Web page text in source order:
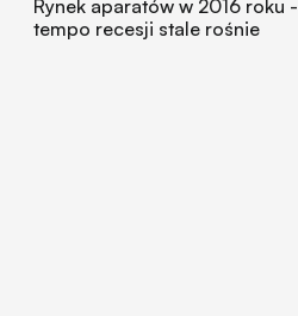
Rynek aparatów w 2016 roku -
tempo recesji stale rośnie